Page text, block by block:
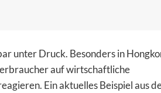
unter Druck. Besonders in
auf wirtschaftliche
Ein aktuelles Beispiel aus